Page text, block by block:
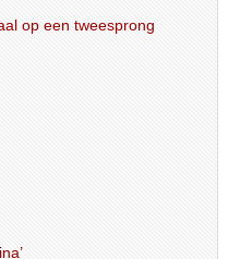
AI mondiaal op een tweesprong